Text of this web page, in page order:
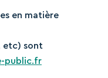
en matière
etc) sont
public.fr